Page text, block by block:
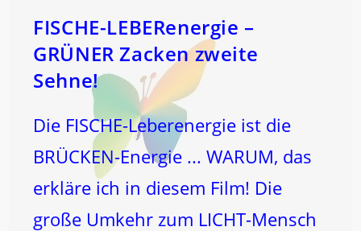
FISCHE-LEBERenergie –
GRÜNER Zacken zweite
Sehne!
Die FISCHE-Leberenergie ist die
BRÜCKEN-Energie ... WARUM, das
erkläre ich in diesem Film! Die
große Umkehr zum LICHT-Mensch